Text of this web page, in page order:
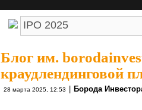
Блог им.
краудлендинговой
28 марта 2025, 12:53 Борода